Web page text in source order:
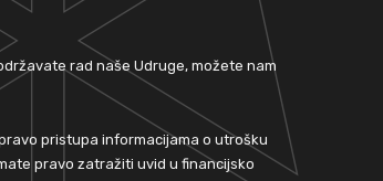
rad naše Udruge, možete nam
pristupa informacijama o utrošku
pravo zatražiti uvid u financijsko